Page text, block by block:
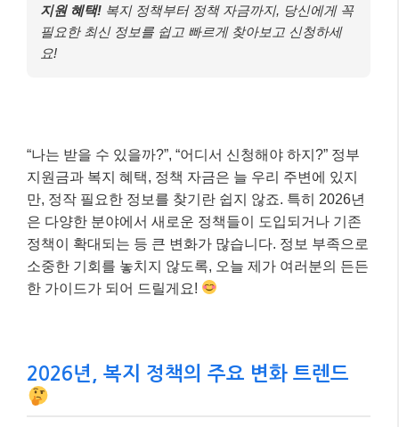
지원 혜택! 복지 정책부터 정책 자금까지, 당신에게 꼭
필요한 최신 정보를 쉽고 빠르게 찾아보고 신청하세
요!
“나는 받을 수 있을까?”, “어디서 신청해야 하지?” 정부
지원금과 복지 혜택, 정책 자금은 늘 우리 주변에 있지
만, 정작 필요한 정보를 찾기란 쉽지 않죠. 특히 2026년
은 다양한 분야에서 새로운 정책들이 도입되거나 기존
정책이 확대되는 등 큰 변화가 많습니다. 정보 부족으로
소중한 기회를 놓치지 않도록, 오늘 제가 여러분의 든든
한 가이드가 되어 드릴게요!
2026년, 복지 정책의 주요 변화 트렌드